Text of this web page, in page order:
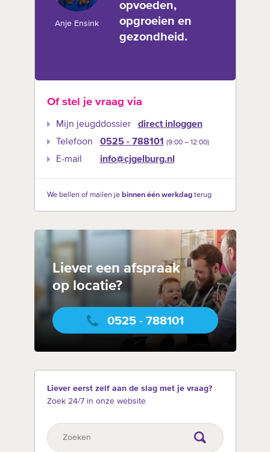
Anje Ensink
opvoeden,
opgroeien en
gezondheid.
Of stel je vraag via
Mijn jeugddossier
direct inloggen
Telefoon
0525 - 788101 (9:00 –‍ 12:00)
E-mail info@cjgelburg.nl
We bellen of mailen je binnen één werkdagterug
Liever een afspraak
op locatie?
0525 - 788101
Liever eerst zelf aan de slag met je vraag?
Zoek 24/7 in onze website